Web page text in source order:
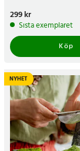
Pris:299 kr
299 kr
Sista exemplaret
Köp
NYHET